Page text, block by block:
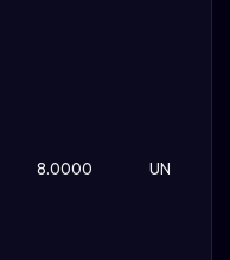
8.0000 UN